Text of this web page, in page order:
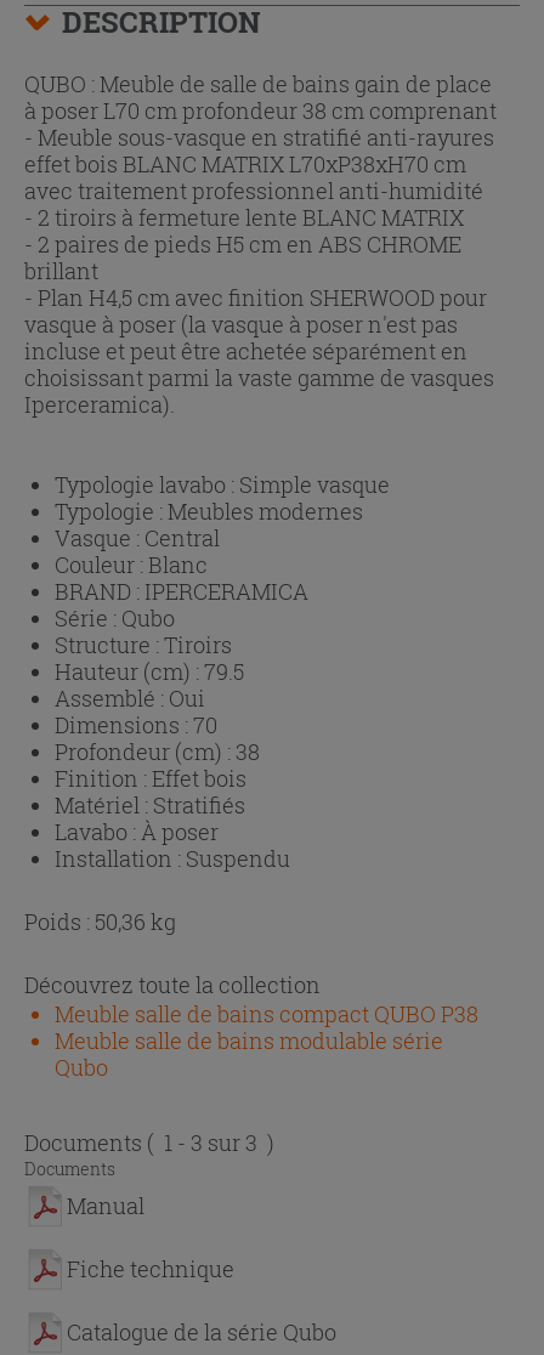
DESCRIPTION
QUBO : Meuble de salle de bains gain de place
à poser L70 cm profondeur 38 cm comprenant
- Meuble sous-vasque en stratifié anti-rayures
effet bois BLANC MATRIX L70xP38xH70 cm
avec traitement professionnel anti-humidité
- 2 tiroirs à fermeture lente BLANC MATRIX
- 2 paires de pieds H5 cm en ABS CHROME
brillant
- Plan H4,5 cm avec finition SHERWOOD pour
vasque à poser (la vasque à poser n'est pas
incluse et peut être achetée séparément en
choisissant parmi la vaste gamme de vasques
Iperceramica).
Typologie lavabo : Simple vasque
Typologie :Meubles modernes
Vasque : Central
Couleur :Blanc
BRAND : IPERCERAMICA
Série : Qubo
Structure :Tiroirs
Hauteur (cm) :79.5
Assemblé : Oui
Dimensions :70
Profondeur (cm) : 38
Finition :Effet bois
Matériel : Stratifiés
Lavabo :À poser
Installation : Suspendu
Poids : 50,36 kg
Découvrez toute la collection
Meuble salle de bains compact QUBO P38
Meuble salle de bains modulable série
Qubo
Documents ( 1 - 3 sur 3 )
Documents
Manual
Fiche technique
Catalogue de la série Qubo